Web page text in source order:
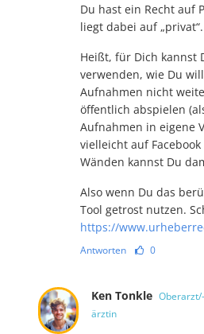
Du hast ein Recht auf
liegt dabei auf „privat“.
Heißt, für Dich kannst
verwenden, wie Du
Aufnahmen nicht
öffentlich abspielen
Aufnahmen in eigene
vielleicht auf
Wänden kannst Du
Also wenn Du das
Tool getrost nutzen.
https://
Antworten 0
Ken Tonkle Oberarzt/-
ärztin